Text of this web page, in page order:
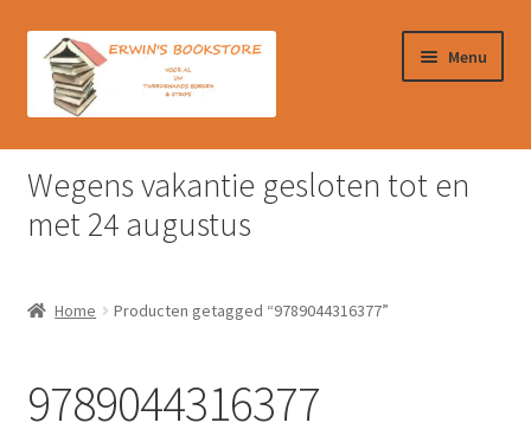
door
naar
naar
Menu
Home
Afrekenen
Verzendkosten & Ophalen boeken
Wegens vakantie gesloten tot en
met 24 augustus
Home Producten getagged “9789044316377”
9789044316377